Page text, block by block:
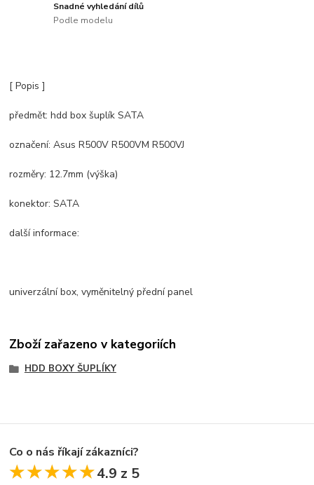
Snadné vyhledání dílů
Podle modelu
[ Popis ]
předmět: hdd box šuplík SATA
označení: Asus R500V R500VM R500VJ
rozměry: 12.7mm (výška)
konektor: SATA
další informace:
univerzální box, vyměnitelný přední panel
Zboží zařazeno v kategoriích
HDD BOXY ŠUPLÍKY
Co o nás říkají zákazníci?
★★★★★
★★★★★4.9 z 5